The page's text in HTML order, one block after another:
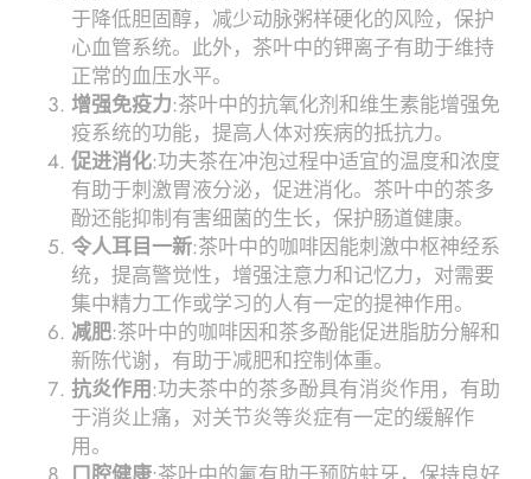
于降低胆固醇，减少动脉粥样硬化的风险，保护
心血管系统。此外，茶叶中的钾离子有助于维持
正常的血压水平。
增强免疫力:茶叶中的抗氧化剂和维生素能增强免
疫系统的功能，提高人体对疾病的抵抗力。
促进消化:功夫茶在冲泡过程中适宜的温度和浓度
有助于刺激胃液分泌，促进消化。茶叶中的茶多
酚还能抑制有害细菌的生长，保护肠道健康。
令人耳目一新:茶叶中的咖啡因能刺激中枢神经系
统，提高警觉性，增强注意力和记忆力，对需要
集中精力工作或学习的人有一定的提神作用。
减肥:茶叶中的咖啡因和茶多酚能促进脂肪分解和
新陈代谢，有助于减肥和控制体重。
抗炎作用:功夫茶中的茶多酚具有消炎作用，有助
于消炎止痛，对关节炎等炎症有一定的缓解作
用。